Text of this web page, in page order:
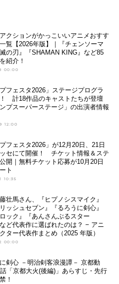
クションがかっこいいアニメおすす
覧【2026年版】｜『チェンソーマ
の刃』『SHAMAN KING』など85
紹介！
00:00
プフェスタ2026」ステージプログラ
計18作品のキャストたちが登壇
プスーパーステージ」の出演者情報
12:00
プフェスタ2026」が12月20日、21日
セにて開催！ チケット情報＆ステ
開｜無料チケット応募が10月20日
ト
10:35
壮馬さん、『ヒプノシスマイク』
リッシュセブン』『るろうに剣心』
ロック』『あんさんぶるスター
ど代表作に選ばれたのは？ − アニ
ター代表作まとめ（2025 年版）
00:00
に剣心 －明治剣客浪漫譚－ 京都動
「京都大火(後編)」あらすじ・先行
！